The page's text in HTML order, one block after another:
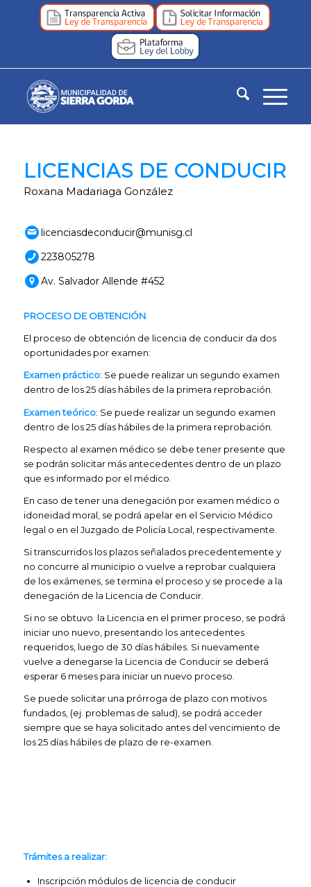
LICENCIAS DE CONDUCIR
Roxana Madariaga González
licenciasdeconducir@munisg.cl
223805278
Av. Salvador Allende #452
PROCESO DE OBTENCIÓN
El proceso de obtención de licencia de conducir da dos
oportunidades por examen:
Examen práctico: Se puede realizar un segundo examen
dentro de los 25 días hábiles de la primera reprobación.
Examenteórico: Se puede realizar un segundo examen
dentro de los 25 días hábiles de la primera reprobación.
Respecto al examen médico se debe tener presente que
se podrán solicitar más antecedentes dentro de un plazo
que es informado por el médico.
En caso de tener una denegación por examen médico o
idoneidad moral, se podrá apelar en el Servicio Médico
legal o en el Juzgado de Policía Local, respectivamente.
Si transcurridos los plazos señalados precedentemente y
no concurre al municipio o vuelve a reprobar cualquiera
de los exámenes, se termina el proceso y se procede a la
denegación de la Licencia de Conducir.
Si no se obtuvo la Licencia en el primer proceso, se podrá
iniciar uno nuevo, presentando los antecedentes
requeridos, luego de 30 días hábiles. Si nuevamente
vuelve a denegarse la Licencia de Conducir se deberá
esperar 6 meses para iniciar un nuevo proceso.
Se puede solicitar una prórroga de plazo con motivos
fundados, (ej. problemas de salud), se podrá acceder
siempre que se haya solicitado antes del vencimiento de
los 25 días hábiles de plazo de re-examen.
Trámites a realizar:
Inscripción módulos de licencia de conducir